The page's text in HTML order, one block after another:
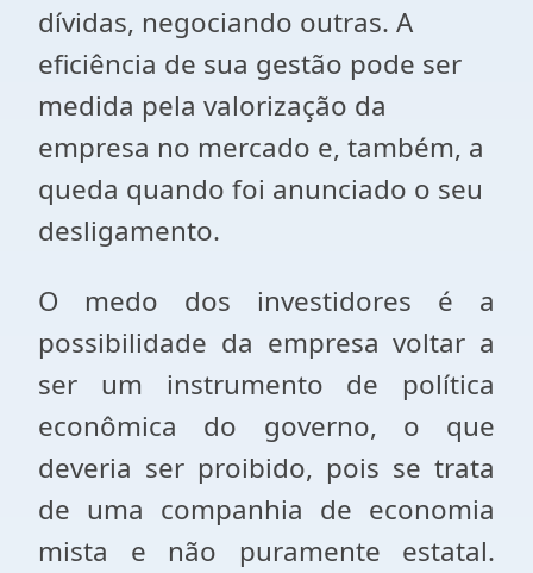
dívidas, negociando outras. A
eficiência de sua gestão pode ser
medida pela valorização da
empresa no mercado e, também, a
queda quando foi anunciado o seu
desligamento.
O medo dos investidores é a
possibilidade da empresa voltar a
ser um instrumento de política
econômica do governo, o que
deveria ser proibido, pois se trata
de uma companhia de economia
mista e não puramente estatal.